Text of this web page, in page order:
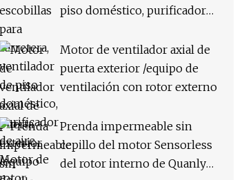
piso doméstico, purificador
externo, Motor de poco ruido
Motor de ventilador axial de
puerta exterior /equipo de
ventilación con rotor externo
Prenda impermeable sin
cepillo del motor Sensorless
del rotor interno de Quanly